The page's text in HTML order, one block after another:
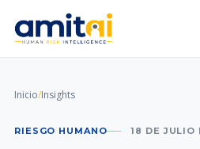
Inicio/Insights
RIESGO HUMANO 18 DE JULIO